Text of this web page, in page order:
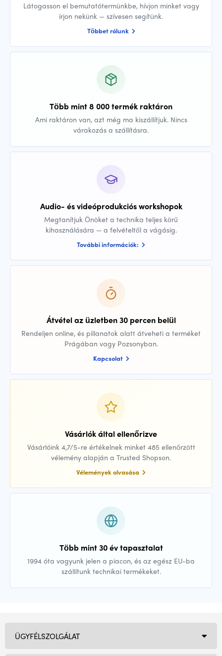
Látogasson el bemutatótermünkbe, hívjon minket vagy
írjon nekünk — szívesen segítünk.
Többet rólunk
Több mint 8 000 termék raktáron
Ami raktáron van, azt még ma kiszállítjuk. Nincs
várakozás a szállításra.
Audio- és videóprodukciós workshopok
Megtanítjuk Önöket a technika teljes körű
kihasználására — a felvételtől a vágásig.
További információk:
Átvétel az üzletben 30 percen belül
Rendeljen online, és pillanatok alatt átveheti a terméket
Prágában vagy Pozsonyban.
Kapcsolat
Vásárlók által ellenőrizve
Vásárlóink 4,7/5-re értékelnek minket 485 ellenőrzött
vélemény alapján a Trusted Shopson.
Vélemények olvasása
Több mint 30 év tapasztalat
1994 óta vagyunk jelen a piacon, és az egész EU-ba
szállítunk technikai termékeket.
ÜGYFÉLSZOLGÁLAT